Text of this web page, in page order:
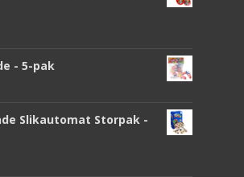
- 5-pak
Slikautomat Storpak -